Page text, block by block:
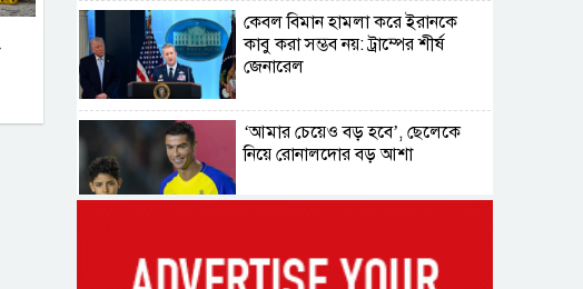
কেবল বিমান হামলা করে ইরানকে
কাবু করা সম্ভব নয়: ট্রাম্পের শীর্ষ
জেনারেল
‘আমার চেয়েও বড় হবে’, ছেলেকে
নিয়ে রোনালদোর বড় আশা
ব্যবধানে হারল বাংলাদেশ